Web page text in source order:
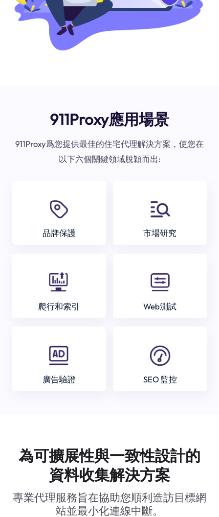
911Proxy應用場景
911Proxy爲您提供最佳的住宅代理解決方案，使您在
以下六個關鍵領域脫穎而出:
品牌保護 市場研究
爬行和索引 Web測試
廣告驗證 SEO 監控
為可擴展性與一致性設計的
資料收集解決方案
專業代理服務旨在協助您順利造訪目標網
站並最小化連線中斷。